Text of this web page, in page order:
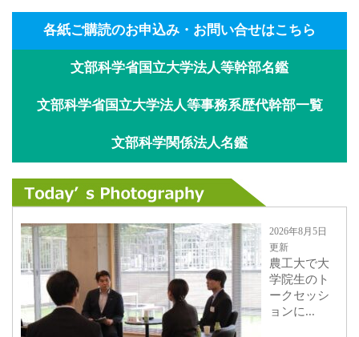
各紙ご購読のお申込み・お問い合せはこちら
文部科学省国立大学法人等幹部名鑑
文部科学省国立大学法人等事務系歴代幹部一覧
文部科学関係法人名鑑
2026年8月5日
更新
農工大で大
学院生のト
ークセッシ
ョンに...